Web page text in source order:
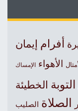
أفرام إيمان
الأهواء الإمساك
الخطيئة
الصليب